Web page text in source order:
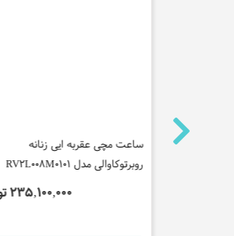
ساعت مچی عقربه ایی زنانه
روبرتوکاوالی مدل RV2L008M0101
235,100,000 تومان